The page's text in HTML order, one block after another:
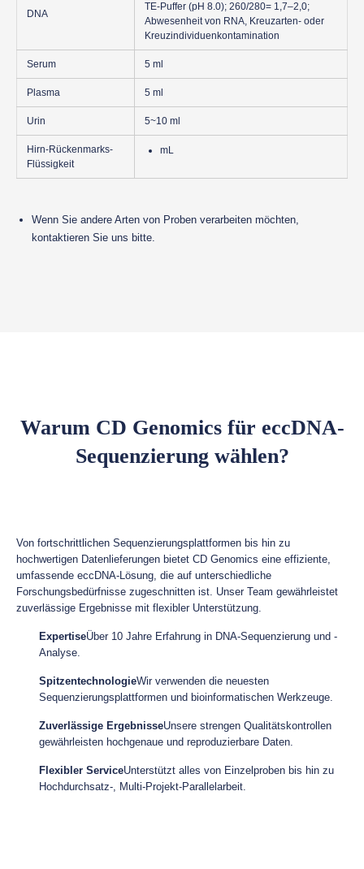
DNA
TE-Puffer (pH 8.0); 260/280= 1,7–2,0;
Abwesenheit von RNA, Kreuzarten- oder
Kreuzindividuenkontamination
Serum 5 ml
Plasma 5 ml
Urin 5~10 ml
Hirn-Rückenmarks-
Flüssigkeit
mL
Wenn Sie andere Arten von Proben verarbeiten möchten,
kontaktieren Sie uns bitte.
Warum CD Genomics für eccDNA-
Sequenzierung wählen?
Von fortschrittlichen Sequenzierungsplattformen bis hin zu
hochwertigen Datenlieferungen bietet CD Genomics eine effiziente,
umfassende eccDNA-Lösung, die auf unterschiedliche
Forschungsbedürfnisse zugeschnitten ist. Unser Team gewährleistet
zuverlässige Ergebnisse mit flexibler Unterstützung.
ExpertiseÜber 10 Jahre Erfahrung in DNA-Sequenzierung und -
Analyse.
SpitzentechnologieWir verwenden die neuesten
Sequenzierungsplattformen und bioinformatischen Werkzeuge.
Zuverlässige ErgebnisseUnsere strengen Qualitätskontrollen
gewährleisten hochgenaue und reproduzierbare Daten.
Flexibler ServiceUnterstützt alles von Einzelproben bis hin zu
Hochdurchsatz-, Multi-Projekt-Parallelarbeit.